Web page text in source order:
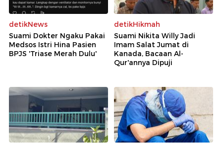
detikNews
Suami Dokter Ngaku Pakai
Medsos Istri Hina Pasien
BPJS 'Triase Merah Dulu'
detikHikmah
Suami Nikita Willy Jadi
Imam Salat Jumat di
Kanada, Bacaan Al-
Qur'annya Dipuji